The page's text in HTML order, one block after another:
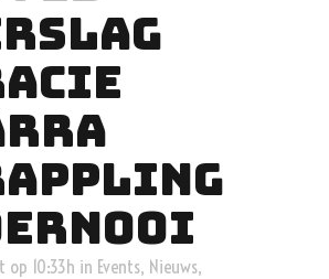
op 10:33h in Events, Nieuws,